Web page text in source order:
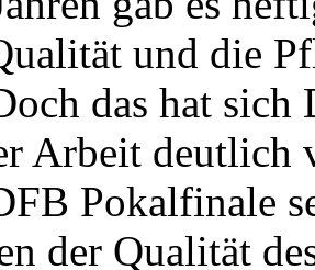
und die
das hat sich
Arbeit deutlich
Pokalfinale
der Qualität